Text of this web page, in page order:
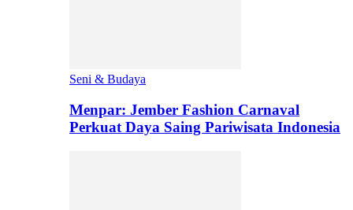
Seni & Budaya
Menpar: Jember Fashion Carnaval
Perkuat Daya Saing Pariwisata Indonesia